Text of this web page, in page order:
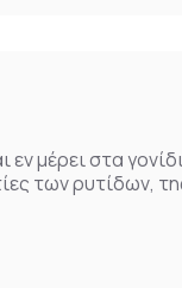
εν μέρει στα
των ρυτίδων,